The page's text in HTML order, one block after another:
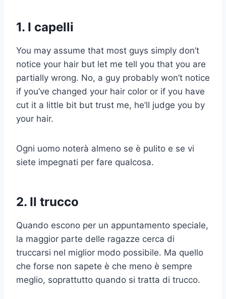
1. I capelli
You may assume that most guys simply don’t
notice your hair but let me tell you that you are
partially wrong. No, a guy probably won’t notice
if you’ve changed your hair color or if you have
cut it a little bit but trust me, he’ll judge you by
your hair.
Ogni uomo noterà almeno se è pulito e se vi
siete impegnati per fare qualcosa.
2. Il trucco
Quando escono per un appuntamento speciale,
la maggior parte delle ragazze cerca di
truccarsi nel miglior modo possibile. Ma quello
che forse non sapete è che meno è sempre
meglio, soprattutto quando si tratta di trucco.